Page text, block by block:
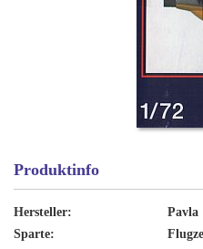
Produktinfo
Hersteller:
Pavla
Sparte: